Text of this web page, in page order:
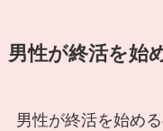
男性が終活を始
男性が終活を始め